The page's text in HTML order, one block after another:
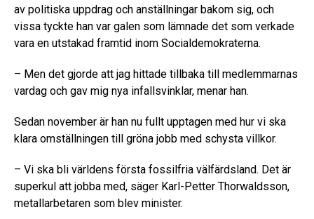
av politiska uppdrag och anställningar bakom sig, och
vissa tyckte han var galen som lämnade det som verkade
vara en utstakad framtid inom Socialdemokraterna.
– Men det gjorde att jag hittade tillbaka till medlemmarnas
vardag och gav mig nya infallsvinklar, menar han.
Sedan november är han nu fullt upptagen med hur vi ska
klara omställningen till gröna jobb med schysta villkor.
– Vi ska bli världens första fossilfria välfärdsland. Det är
superkul att jobba med, säger Karl-Petter Thorwaldsson,
metallarbetaren som blev minister.